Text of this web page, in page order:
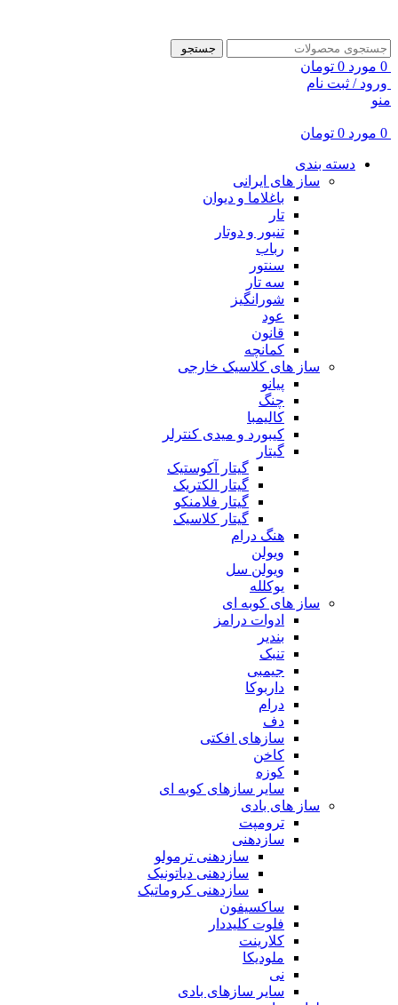
جستجو
0 مورد 0 تومان
ورود / ثبت نام
منو
0 مورد 0 تومان
دسته بندی
ساز های ایرانی
باغلاما و دیوان
تار
تنبور و دوتار
رباب
سنتور
سه تار
شورانگیز
عود
قانون
کمانچه
ساز های کلاسیک خارجی
پیانو
چنگ
کالیمبا
کیبورد و میدی کنترلر
گیتار
گیتار آکوستیک
گیتار الکتریک
گیتار فلامنکو
گیتار کلاسیک
هنگ درام
ویولن
ویولن سل
یوکلله
ساز های کوبه ای
ادوات درامز
بندیر
تنبک
جیمبی
داربوکا
درام
دف
سازهای افکتی
کاخن
کوزه
سایر سازهای کوبه ای
ساز های بادی
ترومپت
سازدهنی
سازدهنی ترمولو
سازدهنی دیاتونیک
سازدهنی کروماتیک
ساکسیفون
فلوت کلیددار
کلارینت
ملودیکا
نی
سایر سازهای بادی